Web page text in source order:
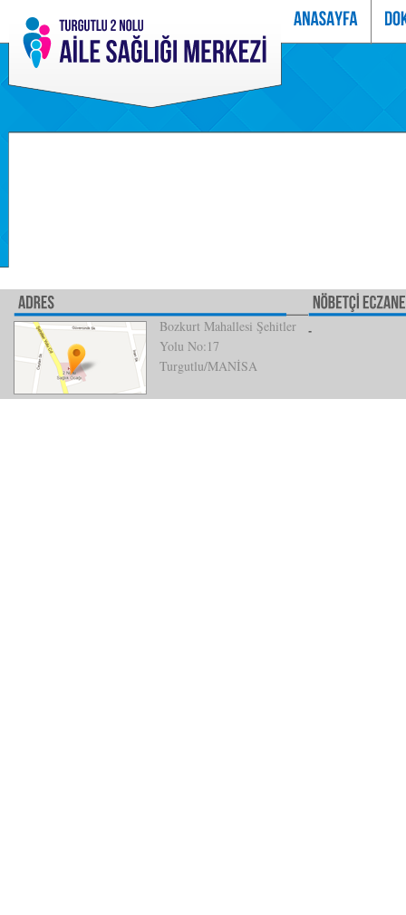
Bozkurt Mahallesi Şehitler
Yolu No:17
Turgutlu/MANİSA